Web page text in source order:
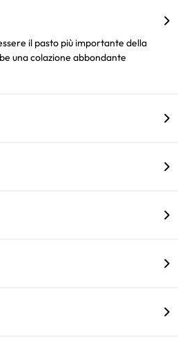
il pasto più importante della
una colazione abbondante